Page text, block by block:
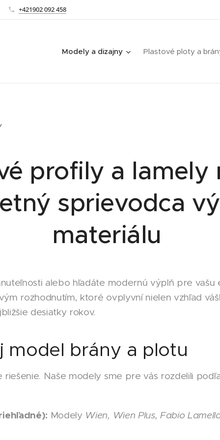
+421902 092 458
Modely a dizajny Plastové ploty a
profily a lamely
sprievodca
materiálu
alebo hľadáte modernú výplň pre vašu
rozhodnutím, ktoré ovplyvní nielen vzhľad
desiatky rokov.
model brány a plotu
riešenie. Naše modely sme pre vás rozdelili
Modely Wien, Wien Plus, Fabio